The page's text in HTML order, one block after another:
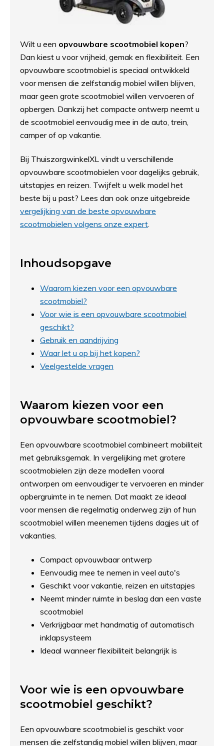
Wilt u een opvouwbare scootmobiel kopen?
Dan kiest u voor vrijheid, gemak en flexibiliteit. Een
opvouwbare scootmobiel is speciaal ontwikkeld
voor mensen die zelfstandig mobiel willen blijven,
maar geen grote scootmobiel willen vervoeren of
opbergen. Dankzij het compacte ontwerp neemt u
de scootmobiel eenvoudig mee in de auto, trein,
camper of op vakantie.
Bij ThuiszorgwinkelXL vindt u verschillende
opvouwbare scootmobielen voor dagelijks gebruik,
uitstapjes en reizen. Twijfelt u welk model het
beste bij u past? Lees dan ook onze uitgebreide
vergelijking van de beste opvouwbare
scootmobielen volgens onze expert.
Inhoudsopgave
Waarom kiezen voor een opvouwbare
scootmobiel?
Voor wie is een opvouwbare scootmobiel
geschikt?
Gebruik en aandrijving
Waar let u op bij het kopen?
Veelgestelde vragen
Waarom kiezen voor een
opvouwbare scootmobiel?
Een opvouwbare scootmobiel combineert mobiliteit
met gebruiksgemak. In vergelijking met grotere
scootmobielen zijn deze modellen vooral
ontworpen om eenvoudiger te vervoeren en minder
opbergruimte in te nemen. Dat maakt ze ideaal
voor mensen die regelmatig onderweg zijn of hun
scootmobiel willen meenemen tijdens dagjes uit of
vakanties.
Compact opvouwbaar ontwerp
Eenvoudig mee te nemen in veel auto's
Geschikt voor vakantie, reizen en uitstapjes
Neemt minder ruimte in beslag dan een vaste
scootmobiel
Verkrijgbaar met handmatig of automatisch
inklapsysteem
Ideaal wanneer flexibiliteit belangrijk is
Voor wie is een opvouwbare
scootmobiel geschikt?
Een opvouwbare scootmobiel is geschikt voor
mensen die zelfstandig mobiel willen blijven, maar